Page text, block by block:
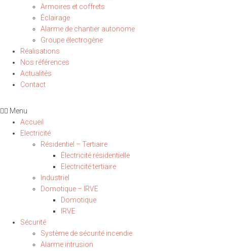
Armoires et coffrets
Éclairage
Alarme de chantier autonome
Groupe électrogène
Réalisations
Nos références
Actualités
Contact
Menu
Accueil
Electricité
Résidentiel – Tertiaire
Électricité résidentielle
Electricité tertiaire
Industriel
Domotique – IRVE
Domotique
IRVE
Sécurité
Système de sécurité incendie
Alarme intrusion